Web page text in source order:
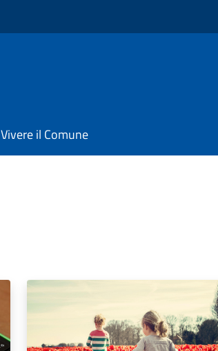
Vivere il Comune